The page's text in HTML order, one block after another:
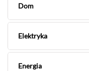
Dom
Elektryka
Energia